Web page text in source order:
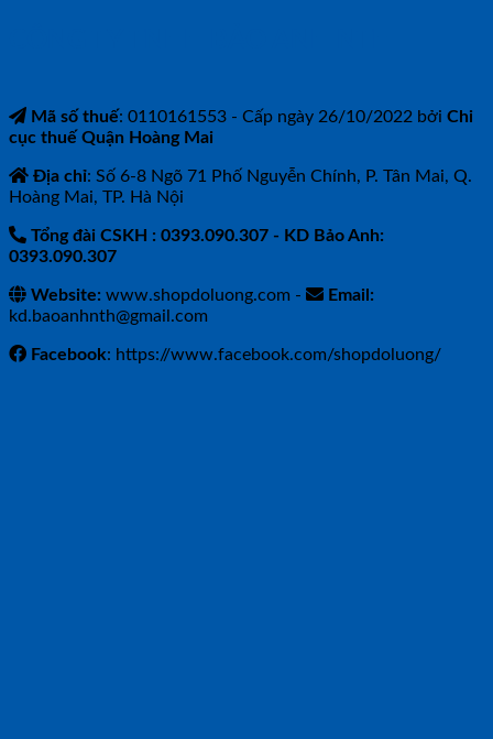
Mã số thuế: 0110161553 - Cấp ngày 26/10/2022 bởi Chi
cục thuế Quận Hoàng Mai
Địa chỉ: Số 6-8 Ngõ 71 Phố Nguyễn Chính, P. Tân Mai, Q.
Hoàng Mai, TP. Hà Nội
Tổng đài CSKH : 0393.090.307 - KD Bảo Anh:
0393.090.307
Website: www.shopdoluong.com -
Email:
kd.baoanhnth@gmail.com
Facebook: https://www.facebook.com/shopdoluong/